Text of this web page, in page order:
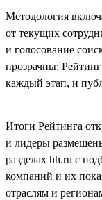
Методология
от текущих
и голосование
прозрачны:
каждый этап, и
Итоги Рейтинга
и лидеры
разделах hh.ru с
компаний и их
отраслям и